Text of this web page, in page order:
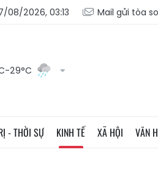
08/2026, 03:13 Mail gửi tòa
29°C
- THỜI SỰ KINH TẾ XÃ HỘI VĂN